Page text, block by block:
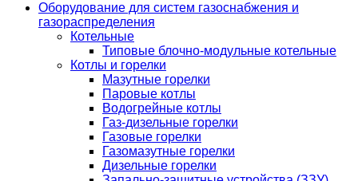
Оборудование для систем газоснабжения и
газораспределения
Котельные
Типовые блочно-модульные котельные
Котлы и горелки
Мазутные горелки
Паровые котлы
Водогрейные котлы
Газ-дизельные горелки
Газовые горелки
Газомазутные горелки
Дизельные горелки